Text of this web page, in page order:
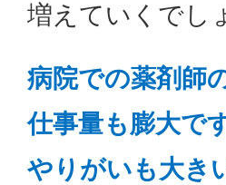
増えていくでし
病院での薬剤師
仕事量も膨大で
やりがいも大き